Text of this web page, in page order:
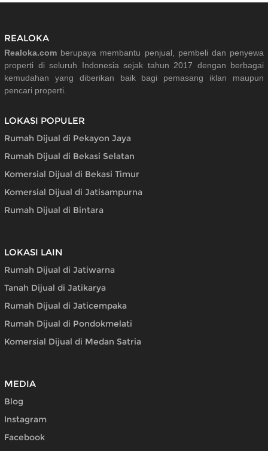
REALOKA
Realoka.com berupaya membantu penjual, pembeli dan penyewa
properti di seluruh Indonesia sejak tahun 2017 dengan berbagai
kemudahan yang diberikan baik bagi pemasang iklan maupun
pencari properti.
LOKASI POPULER
Rumah Dijual di Pekayon Jaya
Rumah Dijual di Bekasi Selatan
Komersial Dijual di Bekasi Timur
Komersial Dijual di Jatisampurna
Rumah Dijual di Bintara
LOKASI LAIN
Rumah Dijual di Jatiwarna
Tanah Dijual di Jatikarya
Rumah Dijual di Jaticempaka
Rumah Dijual di Pondokmelati
Komersial Dijual di Medan Satria
MEDIA
Blog
Instagram
Facebook